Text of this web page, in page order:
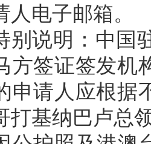
电子邮箱。
别说明：中国
方签证签发机
申请人应根据
打基纳巴卢